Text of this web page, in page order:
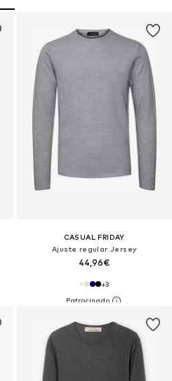
CASUAL FRIDAY
Ajuste regular Jersey
44,96€
+3